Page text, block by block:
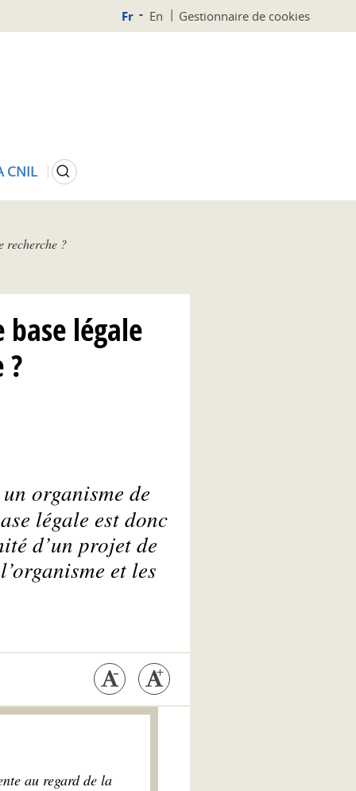
Fr En Gestionnaire de cookies
CNIL Rechercher
recherche ?
légale
organisme de
légale est donc
d’un projet de
et les
au regard de la